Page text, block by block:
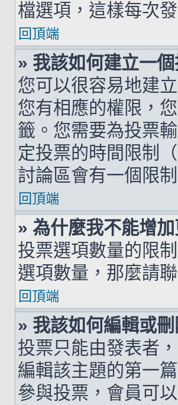
檔選項，這樣每次
回頂端
» 我該如何建立一個
您可以很容易地建
您有相應的權限，
籤。您需要為投票
定投票的時間限制
討論區會有一個限
回頂端
» 為什麼我不能增
投票選項數量的限
選項數量，那麼請
回頂端
» 我該如何編輯或
投票只能由發表者
編輯該主題的第一
參與投票，會員可